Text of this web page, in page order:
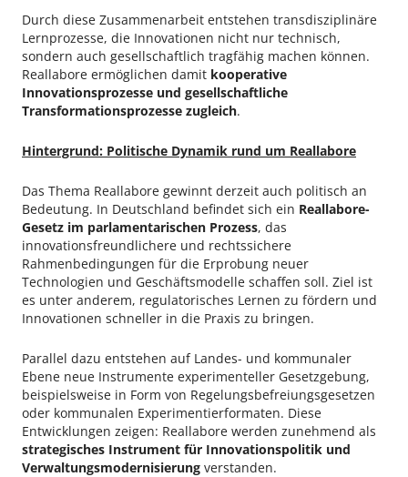
Durch diese Zusammenarbeit entstehen transdisziplinäre
Lernprozesse, die Innovationen nicht nur technisch,
sondern auch gesellschaftlich tragfähig machen können.
Reallabore ermöglichen damit kooperative
Innovationsprozesse und gesellschaftliche
Transformationsprozesse zugleich.
Hintergrund: Politische Dynamik rund um Reallabore
Das Thema Reallabore gewinnt derzeit auch politisch an
Bedeutung. In Deutschland befindet sich ein Reallabore-
Gesetz im parlamentarischen Prozess, das
innovationsfreundlichere und rechtssichere
Rahmenbedingungen für die Erprobung neuer
Technologien und Geschäftsmodelle schaffen soll. Ziel ist
es unter anderem, regulatorisches Lernen zu fördern und
Innovationen schneller in die Praxis zu bringen.
Parallel dazu entstehen auf Landes- und kommunaler
Ebene neue Instrumente experimenteller Gesetzgebung,
beispielsweise in Form von Regelungsbefreiungsgesetzen
oder kommunalen Experimentierformaten. Diese
Entwicklungen zeigen: Reallabore werden zunehmend als
strategisches Instrument für Innovationspolitik und
Verwaltungsmodernisierung verstanden.